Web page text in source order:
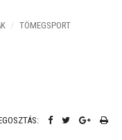
TÖMEGSPORT